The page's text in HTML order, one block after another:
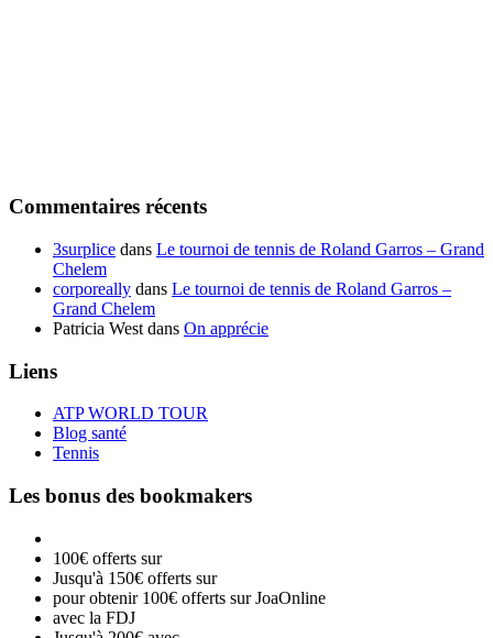
Commentaires récents
3surplice dans Le tournoi de tennis de Roland Garros – Grand
Chelem
corporeally dans Le tournoi de tennis de Roland Garros –
Grand Chelem
Patricia West dans On apprécie
Liens
ATP WORLD TOUR
Blog santé
Tennis
Les bonus des bookmakers
100€ offerts sur
Jusqu'à 150€ offerts sur
pour obtenir 100€ offerts sur JoaOnline
avec la FDJ